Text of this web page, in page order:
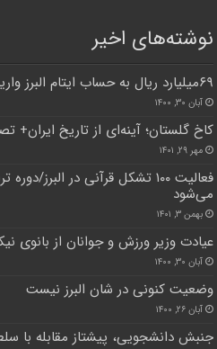
نوشته‌های اخیر
۶۹میلیارد ریال به حساب ایتام البرز واریز شد
آبان ۳۰, ۱۴۰۰
کاخ گلستان؛ آینه‌ای از تاریخ ایران+
مهر ۲۹, ۱۴۰۱
فعالیت ۱۰۰ تشکل قرآنی در
می‌شود
بهمن ۳, ۱۴۰۱
عیادت وزیر ورزش و جوانان از بانوی
آبان ۳۰, ۱۴۰۰
وضعیت کنونی در شان البرز نیست
آبان ۲۶, ۱۴۰۰
جنبش دانشجویی، پیشتاز مقابله با